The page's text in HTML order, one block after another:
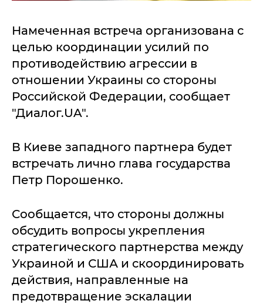
Намеченная встреча организована с
целью координации усилий по
противодействию агрессии в
отношении Украины со стороны
Российской Федерации, сообщает
"Диалог.UA".
В Киеве западного партнера будет
встречать лично глава государства
Петр Порошенко.
Сообщается, что стороны должны
обсудить вопросы укрепления
стратегического партнерства между
Украиной и США и скоординировать
действия, направленные на
предотвращение эскалации